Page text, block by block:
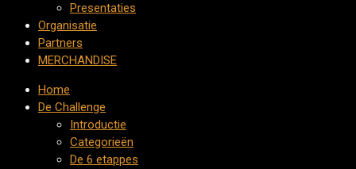
Presentaties
Organisatie
Partners
MERCHANDISE
Home
De Challenge
Introductie
Categorieën
De 6 etappes